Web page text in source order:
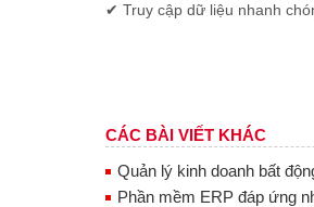
✔ Truy cập dữ liệu nhanh
CÁC BÀI VIẾT KHÁC
Quản lý kinh doanh bất
Phần mềm ERP đáp ứng